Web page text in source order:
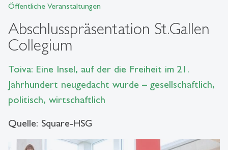
Öffentliche Veranstaltungen
Abschlusspräsentation St.Gallen
Collegium
Toiva: Eine Insel, auf der die Freiheit im 21.
Jahrhundert neugedacht wurde – gesellschaftlich,
politisch, wirtschaftlich
Quelle: Square-HSG